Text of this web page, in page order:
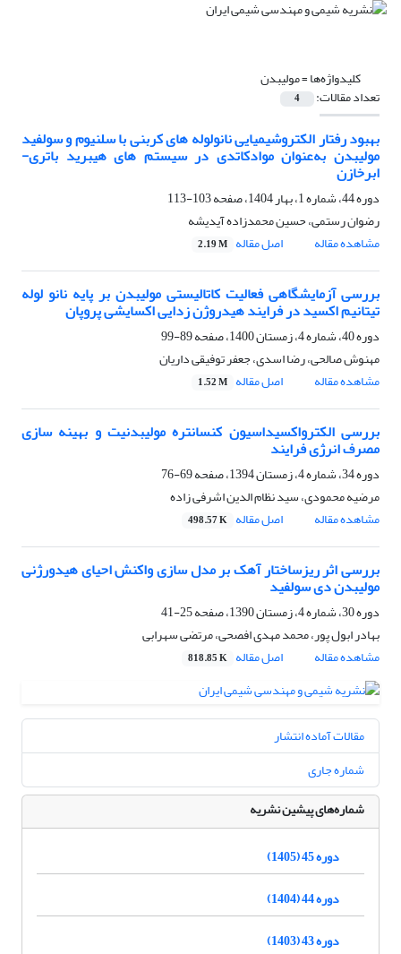
کلیدواژه‌ها =مولیبدن
تعداد مقالات: 4
بهبود رفتار الکتروشیمیایی نانولوله های کربنی با سلنیوم و سولفید
مولیبدن به‌عنوان موادکاتدی در سیستم های هیبرید باتری-
ابرخازن
دوره 44، شماره 1، بهار 1404، صفحه
103-113
رضوان رستمی، حسین محمدزاده آیدیشه
مشاهده مقاله
اصل مقاله 2.19 M
بررسی آزمایشگاهی فعالیت کاتالیستی مولیبدن بر پایه نانو لوله
تیتانیم اکسید در فرایند هیدروژن زدایی اکسایشی پروپان
دوره 40، شماره 4، زمستان 1400، صفحه
89-99
مهنوش صالحی، رضا اسدی، جعفر توفیقی داریان
مشاهده مقاله
اصل مقاله 1.52 M
بررسی الکترواکسیداسیون کنسانتره مولیبدنیت و بهینه سازی
مصرف انرژی فرایند
دوره 34، شماره 4، زمستان 1394، صفحه
69-76
مرضیه محمودی، سید نظام الدین اشرفی زاده
مشاهده مقاله
اصل مقاله 498.57 K
بررسی اثر ریزساختار آهک بر مدل سازی واکنش احیای هیدورژنی
مولیبدن دی سولفید
دوره 30، شماره 4، زمستان 1390، صفحه
25-41
بهادر ابول پور، محمد مهدی افصحی، مرتضی سهرابی
مشاهده مقاله
اصل مقاله 818.85 K
مقالات آماده انتشار
شماره جاری
شماره‌های پیشین نشریه
دوره 45 (1405)
دوره 44 (1404)
دوره 43 (1403)